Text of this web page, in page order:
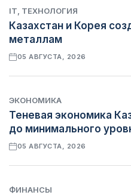
IT, ТЕХНОЛОГИЯ
Казахстан и Корея
металлам
05 АВГУСТА, 2026
ЭКОНОМИКА
Теневая экономика
до минимального
05 АВГУСТА, 2026
ФИНАНСЫ